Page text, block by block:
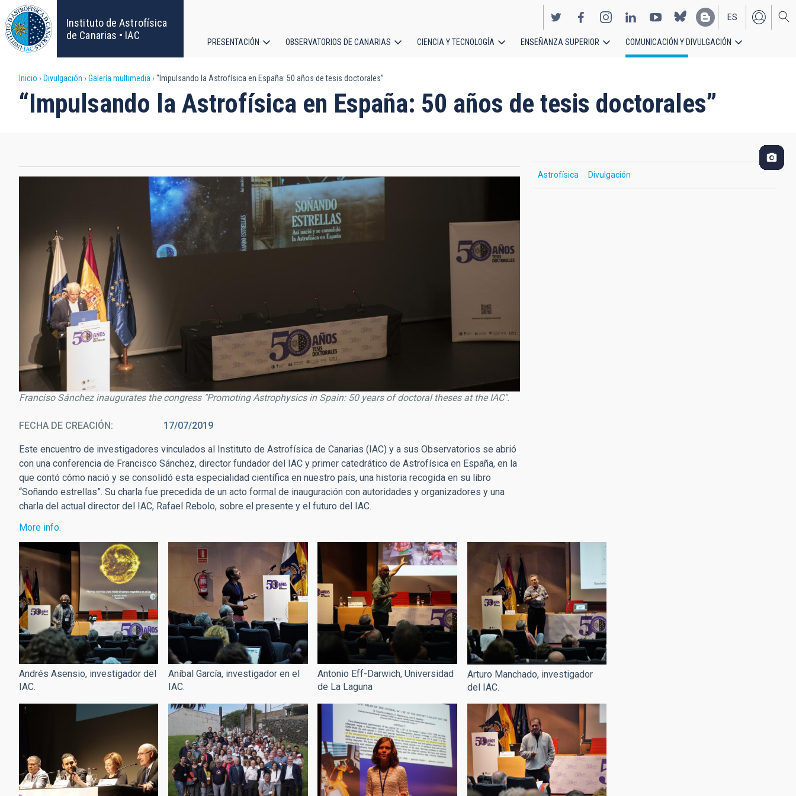
Pasar
al
contenido
principal
Instituto de Astrofísica
de Canarias • IAC
EN
ES
principal
PRESENTACIÓN OBSERVATORIOS DE CANARIAS CIENCIA Y TECNOLOGÍA ENSEÑANZA SUPERIOR COMUNICACIÓN Y DIVULGACIÓN
Sobrescribir
enlaces
ayuda
navegación
Inicio Divulgación Galería multimedia “Impulsando la Astrofísica en España: 50 años de tesis doctorales”
“Impulsando la Astrofísica en España: 50 años de tesis doctorales”
Franciso Sánchez inaugurates the congress "Promoting Astrophysics in Spain: 50 years of doctoral theses at the IAC".
FECHA DE CREACIÓN 17/07/2019
Este encuentro de investigadores vinculados al Instituto de Astrofísica de Canarias (IAC) y a sus Observatorios se abrió
con una conferencia de Francisco Sánchez, director fundador del IAC y primer catedrático de Astrofísica en España, en la
que contó cómo nació y se consolidó esta especialidad científica en nuestro país, una historia recogida en su libro
“Soñando estrellas”. Su charla fue precedida de un acto formal de inauguración con autoridades y organizadores y una
charla del actual director del IAC, Rafael Rebolo, sobre el presente y el futuro del IAC.
More info.
Astrofísica Divulgación
Andrés Asensio, investigador del
IAC.
Aníbal García, investigador en el
IAC.
Antonio Eff-Darwich, Universidad
de La Laguna
Arturo Manchado, investigador
del IAC.